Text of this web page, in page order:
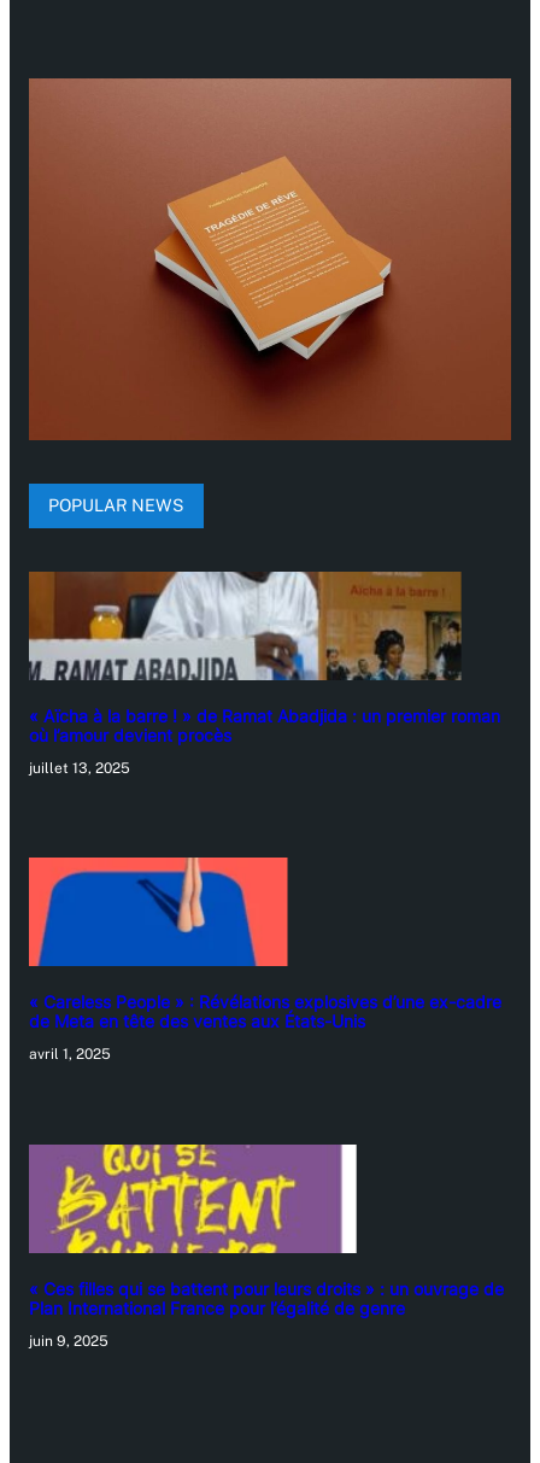
POPULAR NEWS
« Aïcha à la barre ! » de Ramat Abadjida : un premier roman
où l’amour devient procès
juillet 13, 2025
« Careless People » : Révélations explosives d’une ex-cadre
de Meta en tête des ventes aux États-Unis
avril 1, 2025
« Ces filles qui se battent pour leurs droits » : un ouvrage de
Plan International France pour l’égalité de genre
juin 9, 2025